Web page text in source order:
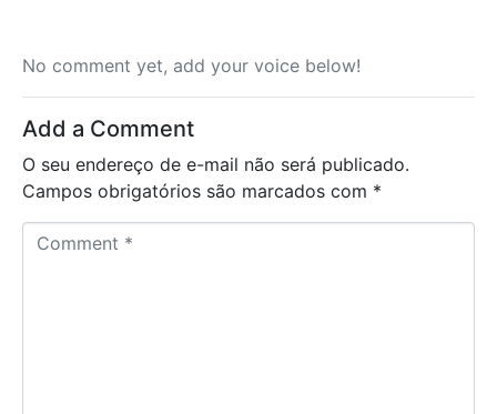
No comment yet, add your voice below!
Add a Comment
O seu endereço de e-mail não será publicado.
Campos obrigatórios são marcados com *